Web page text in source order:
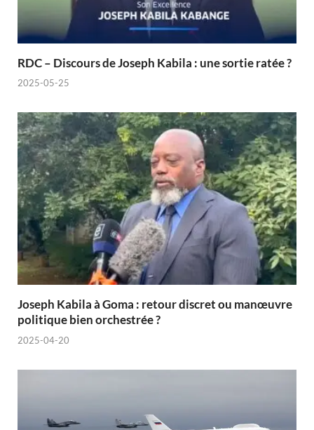
RDC – Discours de Joseph Kabila : une sortie ratée ?
2025-05-25
Joseph Kabila à Goma : retour discret ou manœuvre
politique bien orchestrée ?
2025-04-20